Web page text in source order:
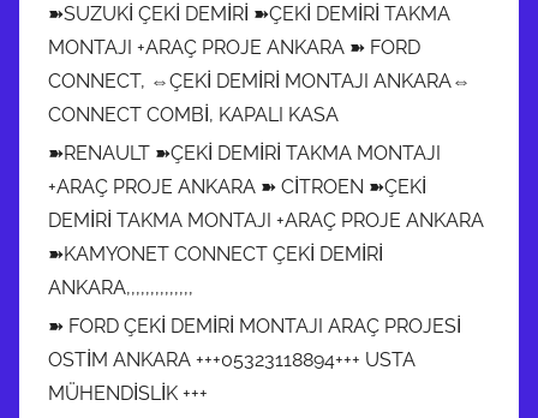
➽SUZUKİ ÇEKİ DEMİRİ ➽ÇEKİ DEMİRİ TAKMA
MONTAJI +ARAÇ PROJE ANKARA ➽ FORD
CONNECT, ⇔ÇEKİ DEMİRİ MONTAJI ANKARA⇔
CONNECT COMBİ, KAPALI KASA
➽RENAULT ➽ÇEKİ DEMİRİ TAKMA MONTAJI
+ARAÇ PROJE ANKARA ➽ CİTROEN ➽ÇEKİ
DEMİRİ TAKMA MONTAJI +ARAÇ PROJE ANKARA
➽KAMYONET CONNECT ÇEKİ DEMİRİ
ANKARA,,,,,,,,,,,,,,
➽ FORD ÇEKİ DEMİRİ MONTAJI ARAÇ PROJESİ
OSTİM ANKARA +++05323118894+++ USTA
MÜHENDİSLİK +++